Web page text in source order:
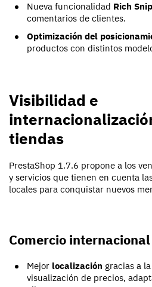
Nueva funcionalidad Rich
comentarios de clientes.
Optimización del
productos con distintos
Visibilidad e
tiendas
PrestaShop 1.7.6 propone a los
y servicios que tienen en cuenta
locales para conquistar nuevos
Comercio internacional
Mejor localización gracias a
visualización de precios,